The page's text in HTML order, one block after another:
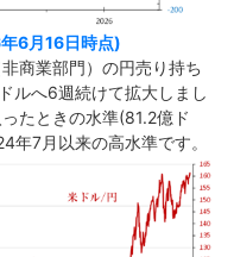
6月16日時点)
商業部門）の円売り持ち
ルへ6週続けて拡大しまし
たときの水準(81.2億ド
年7月以来の高水準です。